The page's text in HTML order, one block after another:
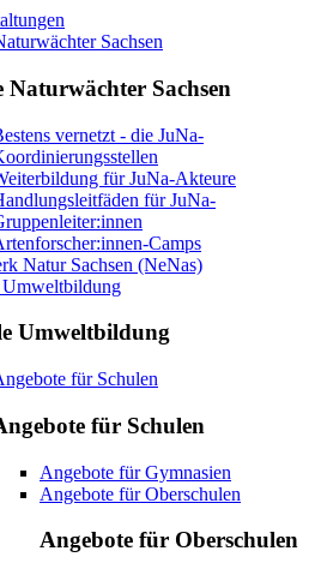
Sachsen
Naturwächter Sachsen
vernetzt - die JuNa-
für JuNa-Akteure
für JuNa-
Camps
Natur Sachsen (NeNas)
Umweltbildung
für Schulen
für Schulen
Angebote für Gymnasien
Angebote für Oberschulen
Angebote für Oberschulen